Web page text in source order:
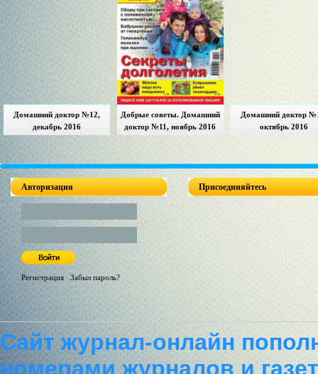
Домашний доктор №12,
декабрь 2016
Добрые советы. Домашний
доктор №11, ноябрь 2016
Домашний доктор
октябрь 2016
Авторизация
Регистрация/ Забыл пароль?
Присоединяйтесь
Сайт журнал-онлайн
номерами журналов и